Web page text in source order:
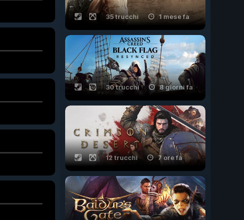
35 trucchi 1 mese fa
30 trucchi 8 giorni fa
12 trucchi 7 ore fa